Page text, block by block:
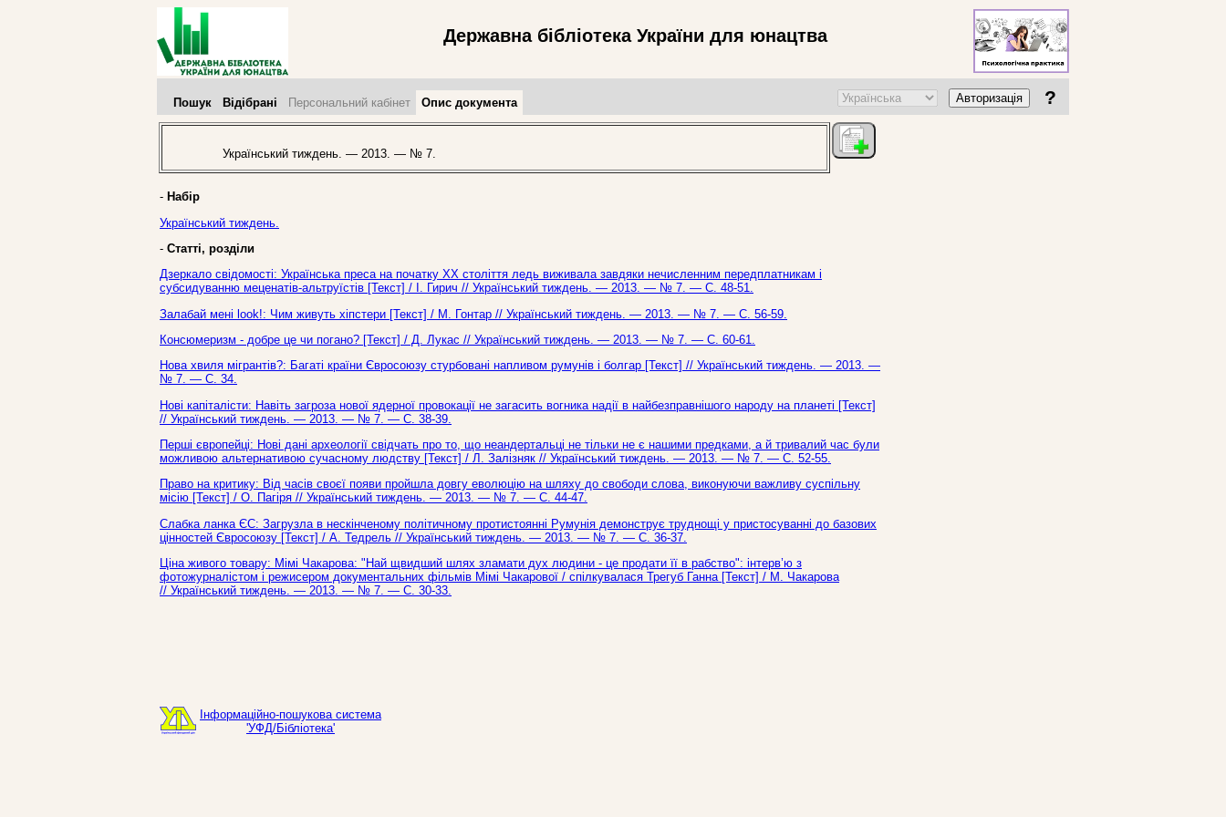
Державна бібліотека України для юнацтва
Пошук Відібрані Персональний кабінет Опис документа Авторизація ?
Український тиждень. — 2013. — № 7.
- Набір
Український тиждень.
- Статті, розділи
Дзеркало свідомості: Українська преса на початку ХХ століття ледь виживала завдяки нечисленним передплатникам і
субсидуванню меценатів-альтруїстів [Текст] / І. Гирич // Український тиждень. — 2013. — № 7. — С. 48-51.
Залабай мені look!: Чим живуть хіпстери [Текст] / М. Гонтар // Український тиждень. — 2013. — № 7. — С. 56-59.
Консюмеризм - добре це чи погано? [Текст] / Д. Лукас // Український тиждень. — 2013. — № 7. — С. 60-61.
Нова хвиля мігрантів?: Багаті країни Євросоюзу стурбовані напливом румунів і болгар [Текст] // Український тиждень. — 2013. —
№ 7. — С. 34.
Нові капіталісти: Навіть загроза нової ядерної провокації не загасить вогника надії в найбезправнішого народу на планеті [Текст]
// Український тиждень. — 2013. — № 7. — С. 38-39.
Перші європейці: Нові дані археології свідчать про то, що неандертальці не тільки не є нашими предками, а й тривалий час були
можливою альтернативою сучасному людству [Текст] / Л. Залізняк // Український тиждень. — 2013. — № 7. — С. 52-55.
Право на критику: Від часів своєї появи пройшла довгу еволюцію на шляху до свободи слова, виконуючи важливу суспільну
місію [Текст] / О. Пагіря // Український тиждень. — 2013. — № 7. — С. 44-47.
Слабка ланка ЄС: Загрузла в нескінченому політичному протистоянні Румунія демонструє труднощі у пристосуванні до базових
цінностей Євросоюзу [Текст] / А. Тедрель // Український тиждень. — 2013. — № 7. — С. 36-37.
Ціна живого товару: Мімі Чакарова: "Най щвидший шлях зламати дух людини - це продати її в рабство": інтерв’ю з
фотожурналістом і режисером документальних фільмів Мімі Чакарової / спілкувалася Трегуб Ганна [Текст] / М. Чакарова
// Український тиждень. — 2013. — № 7. — С. 30-33.
Інформаційно-пошукова система
'УФД/Бібліотека'